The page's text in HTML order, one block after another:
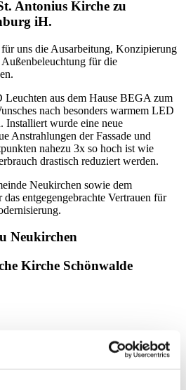
Antonius Kirche zu
iH.
uns die Ausarbeitung, Konzipierung
für die
aus dem Hause BEGA zum
nach besonders warmem LED
Installiert wurde eine neue
Anstrahlungen der Fassade und
nahezu 3x so hoch ist wie
drastisch reduziert werden.
Neukirchen sowie dem
entgegengebrachte Vertrauen für
Neukirchen
Kirche Schönwalde